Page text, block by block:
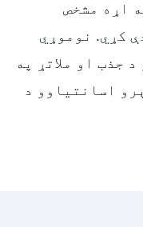
اړه مشخص
کړي. نوموړي
جذب او ملاتړ په
اسانتیاوو د